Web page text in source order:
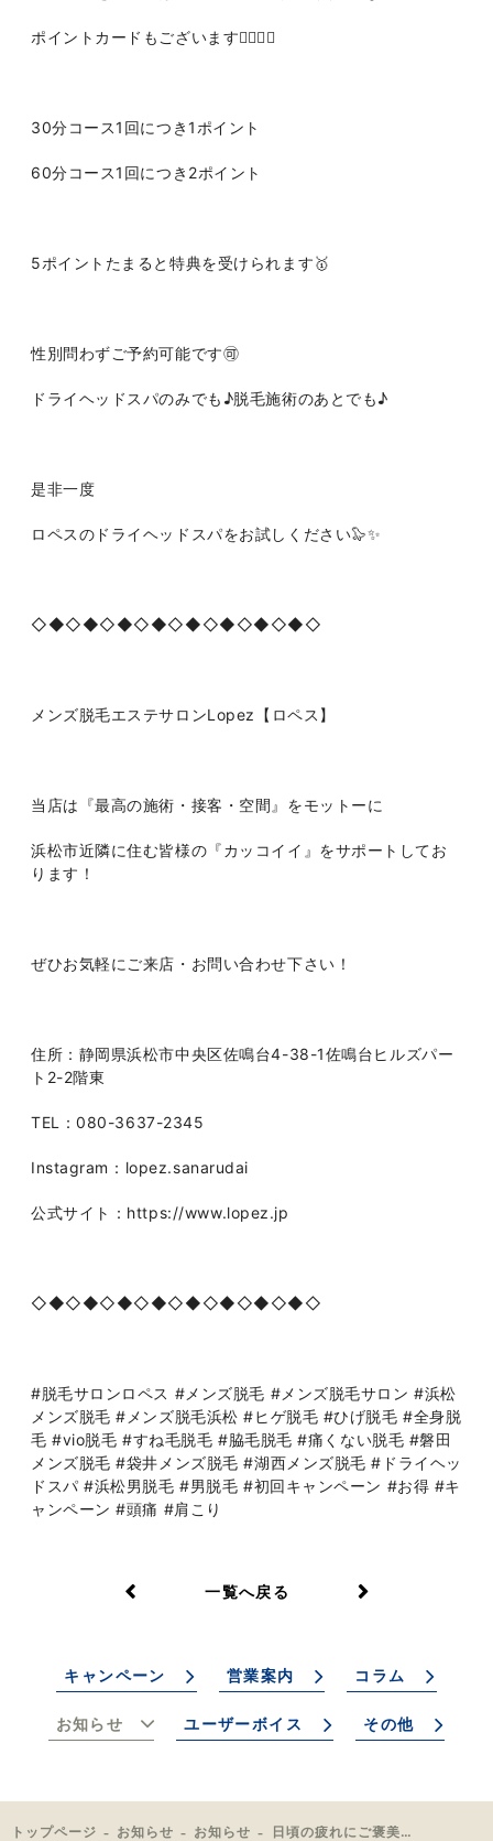
ポイントカードもございます💆🏻‍♀️✨
30分コース1回につき1ポイント
60分コース1回につき2ポイント
5ポイントたまると特典を受けられます🥇
性別問わずご予約可能です🉑
ドライヘッドスパのみでも♪脱毛施術のあとでも♪
是非一度
ロペスのドライヘッドスパをお試しください🦭✨
◇◆◇◆◇◆◇◆◇◆◇◆◇◆◇◆◇
メンズ脱毛エステサロンLopez【ロペス】
当店は『最高の施術・接客・空間』をモットーに
浜松市近隣に住む皆様の『カッコイイ』をサポートしてお
ります！
ぜひお気軽にご来店・お問い合わせ下さい！
住所：静岡県浜松市中央区佐鳴台4-38-1佐鳴台ヒルズパー
ト2-2階東
TEL：080-3637-2345
Instagram：lopez.sanarudai
公式サイト：https://www.lopez.jp
◇◆◇◆◇◆◇◆◇◆◇◆◇◆◇◆◇
#脱毛サロンロペス #メンズ脱毛 #メンズ脱毛サロン #浜松
メンズ脱毛 #メンズ脱毛浜松 #ヒゲ脱毛 #ひげ脱毛 #全身脱
毛 #vio脱毛 #すね毛脱毛 #脇毛脱毛 #痛くない脱毛 #磐田
メンズ脱毛 #袋井メンズ脱毛 #湖西メンズ脱毛 #ドライヘッ
ドスパ #浜松男脱毛 #男脱毛 #初回キャンペーン #お得 #キ
ャンペーン #頭痛 #肩こり
一覧へ戻る
キャンペーン 営業案内 コラム
お知らせ ユーザーボイス その他
トップページ お知らせ お知らせ 日頃の疲れにご褒美を